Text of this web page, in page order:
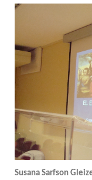
Susana Sarfson